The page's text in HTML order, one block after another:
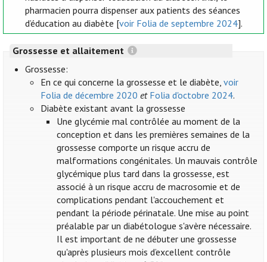
pharmacien pourra dispenser aux patients des séances
d’éducation au diabète [voir Folia de septembre 2024].
Grossesse et allaitement
Grossesse:
En ce qui concerne la grossesse et le diabète,voir
Folia de décembre 2020 et Folia d'octobre 2024.
Diabète existant avant la grossesse
Une glycémie mal contrôlée au moment de la
conception et dans les premières semaines de la
grossesse comporte un risque accru de
malformations congénitales. Un mauvais contrôle
glycémique plus tard dans la grossesse, est
associé à un risque accru de macrosomie et de
complications pendant l'accouchement et
pendant la période périnatale. Une mise au point
préalable par un diabétologue s'avère nécessaire.
Il est important de ne débuter une grossesse
qu'après plusieurs mois d’excellent contrôle